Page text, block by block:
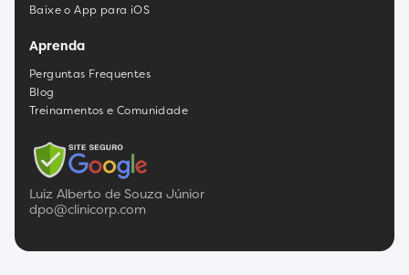
Baixe o App para iOS
Aprenda
Perguntas Frequentes
Blog
Treinamentos e Comunidade
Luiz Alberto de Souza Júnior
dpo@clinicorp.com